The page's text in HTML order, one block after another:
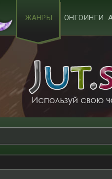
ЖАНРЫ ОНГОИНГИ